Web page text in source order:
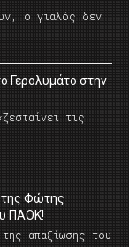
ο γιαλός δεν
Γερολυμάτο στην
τις
Φώτης
ΠΑΟΚ!
απαξίωσης του